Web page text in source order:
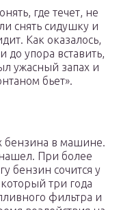
где течет, не
снять сидушку и
Как оказалось,
до упора вставить,
ужасный запах и
бьет».
бензина в машине.
При более
бензин сочится у
три года
фильтра и